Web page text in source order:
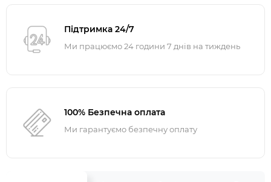
Підтримка 24/7
Ми працюємо 24 години 7 днів на тиждень
100% Безпечна оплата
Ми гарантуємо безпечну оплату